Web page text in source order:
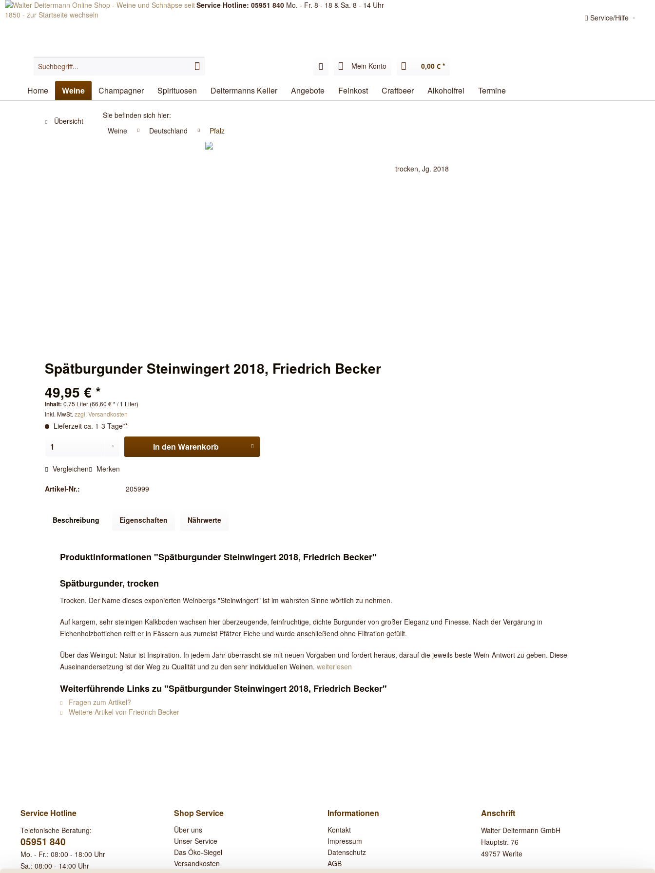
Service Hotline: 05951 840 Mo. - Fr. 8 - 18 & Sa. 8 - 14 Uhr
Service/Hilfe
Mein Konto 0,00 € *
Home Weine Champagner Spirituosen Deitermanns Keller Angebote Feinkost Craftbeer Alkoholfrei Termine
Übersicht
Sie befinden sich hier:
Weine
Deutschland Pfalz
Spätburgunder Steinwingert 2018, Friedrich Becker
trocken, Jg. 2018
49,95 € *
Inhalt: 0.75 Liter (66,60 € * / 1 Liter)
inkl. MwSt. zzgl. Versandkosten
Lieferzeit ca. 1-3 Tage**
In den Warenkorb
Vergleichen Merken
Artikel-Nr.: 205999
Beschreibung Eigenschaften Nährwerte
Produktinformationen "Spätburgunder Steinwingert 2018, Friedrich Becker"
Spätburgunder, trocken
Trocken. Der Name dieses exponierten Weinbergs "Steinwingert" ist im wahrsten Sinne wörtlich zu nehmen.
Auf kargem, sehr steinigen Kalkboden wachsen hier überzeugende, feinfruchtige, dichte Burgunder von großer Eleganz und Finesse. Nach der Vergärung in
Eichenholzbottichen reift er in Fässern aus zumeist Pfätzer Eiche und wurde anschließend ohne Filtration gefüllt.
Über das Weingut: Natur ist Inspiration. In jedem Jahr überrascht sie mit neuen Vorgaben und fordert heraus, darauf die jeweils beste Wein-Antwort zu geben. Diese
Auseinandersetzung ist der Weg zu Qualität und zu den sehr individuellen Weinen. weiterlesen
Weiterführende Links zu "Spätburgunder Steinwingert 2018, Friedrich Becker"
Fragen zum Artikel?
Weitere Artikel von Friedrich Becker
Service Hotline
Telefonische Beratung:
05951 840
Mo. - Fr.: 08:00 - 18:00 Uhr
Sa.: 08:00 - 14:00 Uhr
Shop Service
Über uns
Unser Service
Das Öko-Siegel
Versandkosten
Informationen
Kontakt
Impressum
Datenschutz
AGB
Anschrift
Walter Deitermann GmbH
Hauptstr. 76
49757 Werlte